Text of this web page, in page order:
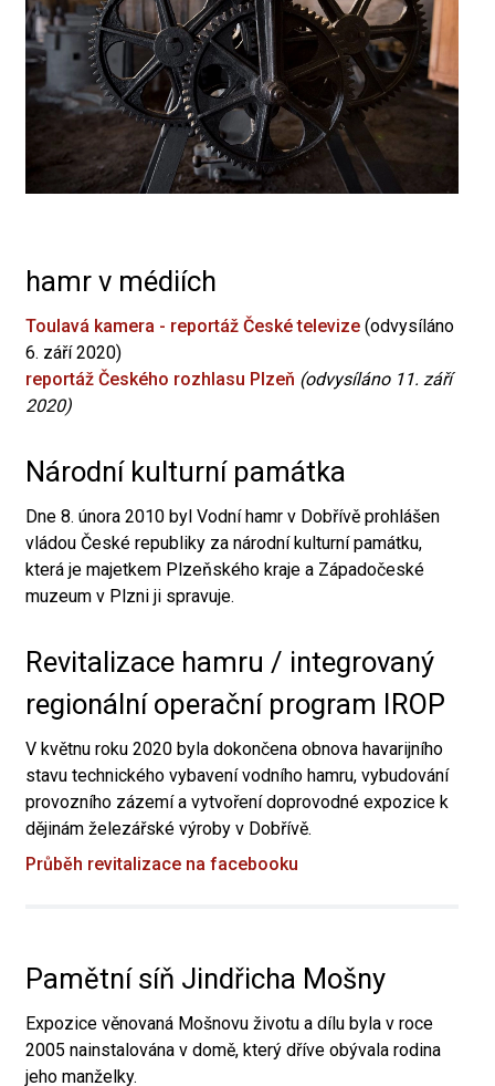
hamr v médiích
Toulavá kamera - reportáž České televize (odvysíláno
6. září 2020)
reportáž Českého rozhlasu Plzeň (odvysíláno 11. září
2020)
Národní kulturní památka
Dne 8. února 2010 byl Vodní hamr v Dobřívě prohlášen
vládou České republiky za národní kulturní památku,
která je majetkem Plzeňského kraje a Západočeské
muzeum v Plzni ji spravuje.
Revitalizace hamru / integrovaný
regionální operační program IROP
V květnu roku 2020 byla dokončena obnova havarijního
stavu technického vybavení vodního hamru, vybudování
provozního zázemí a vytvoření doprovodné expozice k
dějinám železářské výroby v Dobřívě.
Průběh revitalizace na facebooku
Pamětní síň Jindřicha Mošny
Expozice věnovaná Mošnovu životu a dílu byla v roce
2005 nainstalována v domě, který dříve obývala rodina
jeho manželky.